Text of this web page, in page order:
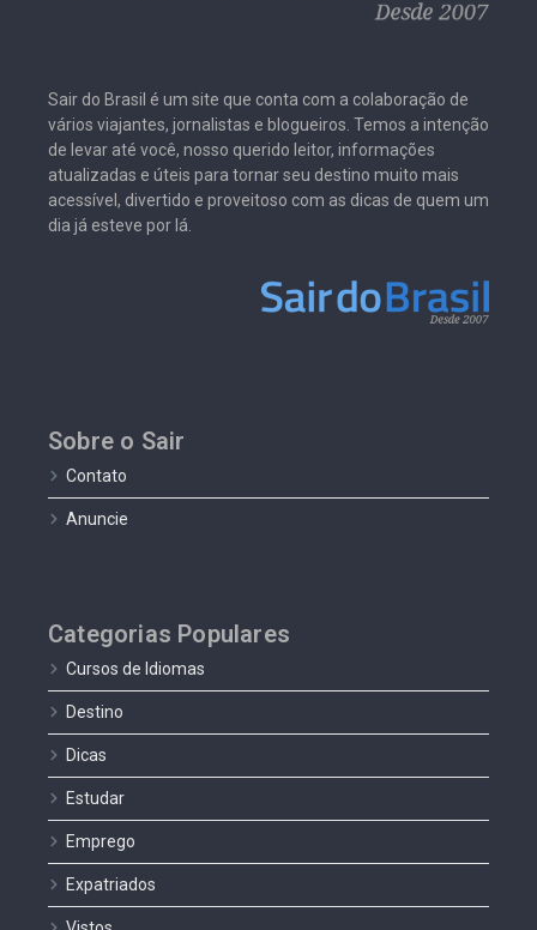
Sair do Brasil é um site que conta com a colaboração de
vários viajantes, jornalistas e blogueiros. Temos a intenção
de levar até você, nosso querido leitor, informações
atualizadas e úteis para tornar seu destino muito mais
acessível, divertido e proveitoso com as dicas de quem um
dia já esteve por lá.
Sobre o Sair
Contato
Anuncie
Categorias Populares
Cursos de Idiomas
Destino
Dicas
Estudar
Emprego
Expatriados